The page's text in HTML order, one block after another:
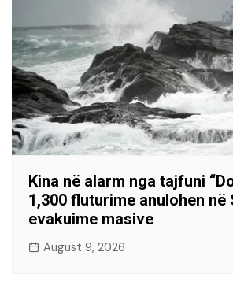
Kina në alarm nga tajfuni
1,300 fluturime anulohen në
evakuime masive
August 9, 2026